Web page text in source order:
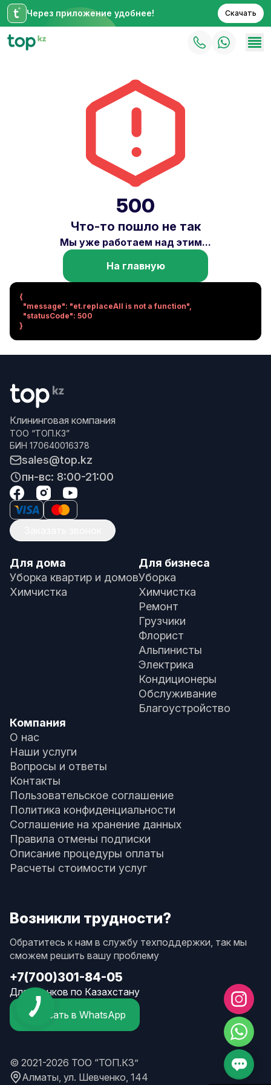
Через приложение удобнее! Скачать
500
Что-то пошло не так
Мы уже работаем над этим...
На главную
{
}
Клининговая компания
ТОО “ТОП.КЗ”
БИН 170640016378
sales@top.kz
пн-вс: 8:00-21:00
Для дома
Уборка квартир и домов
Химчистка
Для бизнеса
Уборка
Химчистка
Ремонт
Грузчики
Флорист
Альпинисты
Электрика
Кондиционеры
Обслуживание
Благоустройство
Компания
О нас
Наши услуги
Вопросы и ответы
Контакты
Пользовательское соглашение
Политика конфиденциальности
Соглашение на хранение данных
Правила отмены подписки
Описание процедуры оплаты
Расчеты стоимости услуг
Возникли трудности?
Обратитесь к нам в службу техподдержки, так мы
сможем решить вашу проблему
+7(700)301-84-05
Для звонков по Казахстану
Написать в WhatsApp
© 2021-2026 ТОО “ТОП.КЗ”
Алматы, ул. Шевченко, 144